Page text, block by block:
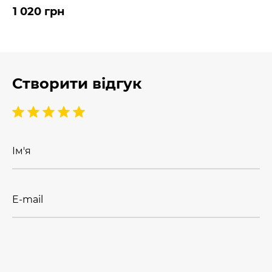
1 020 грн
Створити відгук
Ім'я
E-mail